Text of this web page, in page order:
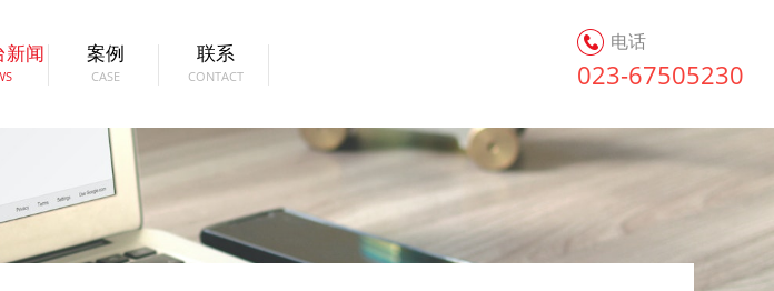
新闻 案例
CASE
联系
CONTACT
电话
023-67505230